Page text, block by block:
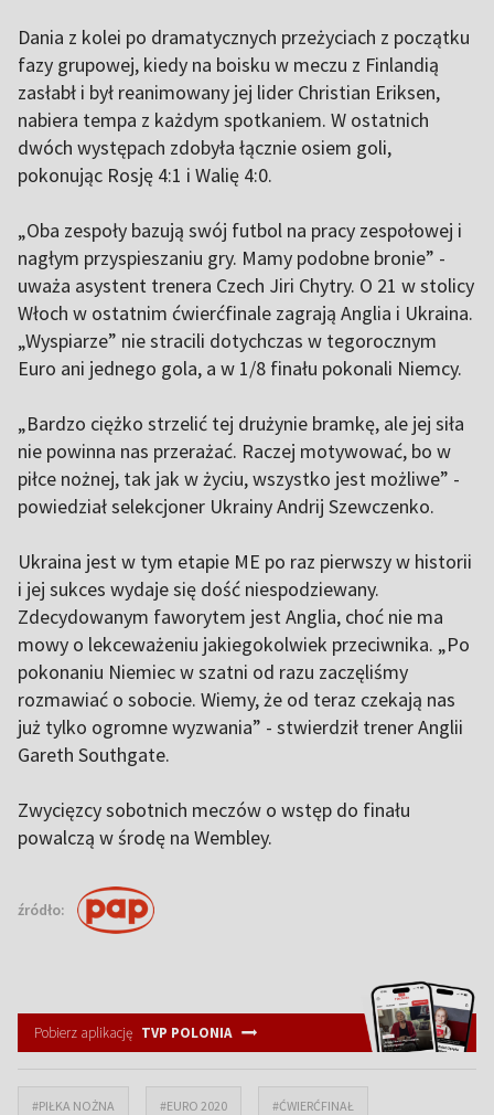
Dania z kolei po dramatycznych przeżyciach z początku
fazy grupowej, kiedy na boisku w meczu z Finlandią
zasłabł i był reanimowany jej lider Christian Eriksen,
nabiera tempa z każdym spotkaniem. W ostatnich
dwóch występach zdobyła łącznie osiem goli,
pokonując Rosję 4:1 i Walię 4:0.
„Oba zespoły bazują swój futbol na pracy zespołowej i
nagłym przyspieszaniu gry. Mamy podobne bronie” -
uważa asystent trenera Czech Jiri Chytry. O 21 w stolicy
Włoch w ostatnim ćwierćfinale zagrają Anglia i Ukraina.
„Wyspiarze” nie stracili dotychczas w tegorocznym
Euro ani jednego gola, a w 1/8 finału pokonali Niemcy.
„Bardzo ciężko strzelić tej drużynie bramkę, ale jej siła
nie powinna nas przerażać. Raczej motywować, bo w
piłce nożnej, tak jak w życiu, wszystko jest możliwe” -
powiedział selekcjoner Ukrainy Andrij Szewczenko.
Ukraina jest w tym etapie ME po raz pierwszy w historii
i jej sukces wydaje się dość niespodziewany.
Zdecydowanym faworytem jest Anglia, choć nie ma
mowy o lekceważeniu jakiegokolwiek przeciwnika. „Po
pokonaniu Niemiec w szatni od razu zaczęliśmy
rozmawiać o sobocie. Wiemy, że od teraz czekają nas
już tylko ogromne wyzwania” - stwierdził trener Anglii
Gareth Southgate.
Zwycięzcy sobotnich meczów o wstęp do finału
powalczą w środę na Wembley.
źródło:
Pobierz aplikację TVP POLONIA
#PIŁKA NOŻNA #EURO 2020 #ĆWIERĆFINAŁ